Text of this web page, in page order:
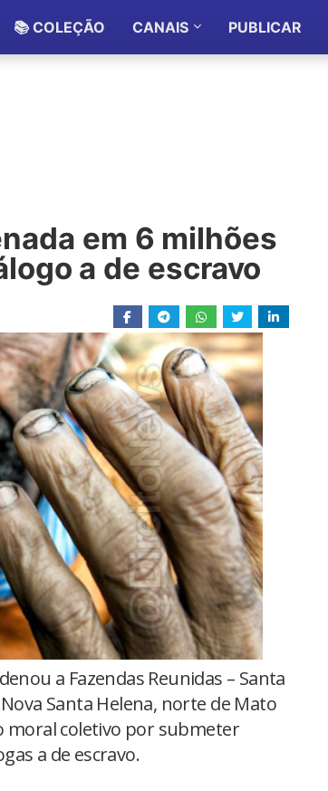
📚 COLEÇÃO CANAIS PUBLICAR
em 6 milhões
a de escravo
a Fazendas Reunidas – Santa
Santa Helena, norte de Mato
moral coletivo por submeter
a de escravo.